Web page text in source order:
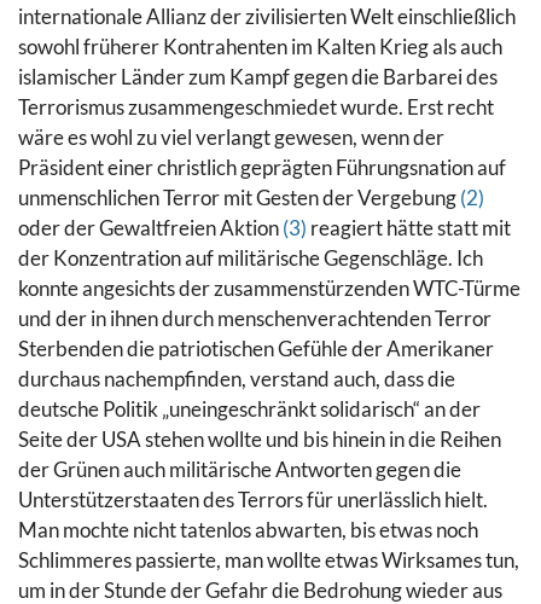
internationale Allianz der zivilisierten Welt einschließlich
sowohl früherer Kontrahenten im Kalten Krieg als auch
islamischer Länder zum Kampf gegen die Barbarei des
Terrorismus zusammengeschmiedet wurde. Erst recht
wäre es wohl zu viel verlangt gewesen, wenn der
Präsident einer christlich geprägten Führungsnation auf
unmenschlichen Terror mit Gesten der Vergebung(2)
oder der Gewaltfreien Aktion(3) reagiert hätte statt mit
der Konzentration auf militärische Gegenschläge. Ich
konnte angesichts der zusammenstürzenden WTC-Türme
und der in ihnen durch menschenverachtenden Terror
Sterbenden die patriotischen Gefühle der Amerikaner
durchaus nachempfinden, verstand auch, dass die
deutsche Politik „uneingeschränkt solidarisch“ an der
Seite der USA stehen wollte und bis hinein in die Reihen
der Grünen auch militärische Antworten gegen die
Unterstützerstaaten des Terrors für unerlässlich hielt.
Man mochte nicht tatenlos abwarten, bis etwas noch
Schlimmeres passierte, man wollte etwas Wirksames tun,
um in der Stunde der Gefahr die Bedrohung wieder aus